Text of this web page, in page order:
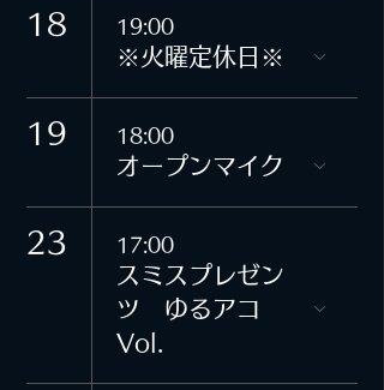
18 19:00
※火曜定休日※
19 18:00
オープンマイク
23 17:00
スミスプレゼン
ツ ゆるアコ
Vol.